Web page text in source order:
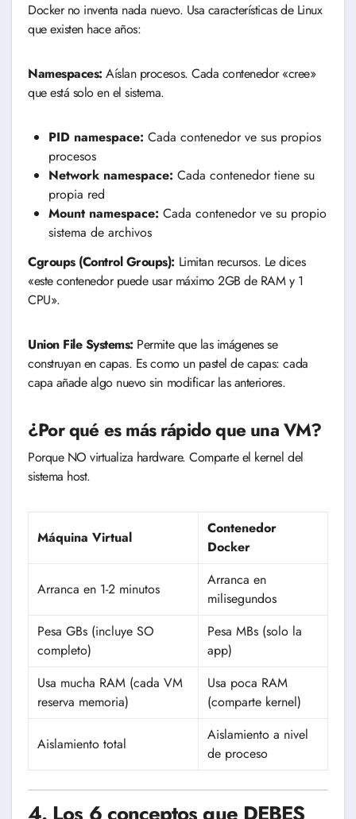
Docker no inventa nada nuevo. Usa características de Linux
que existen hace años:
Namespaces: Aíslan procesos. Cada contenedor «cree»
que está solo en el sistema.
PID namespace: Cada contenedor ve sus propios
procesos
Network namespace: Cada contenedor tiene su
propia red
Mount namespace: Cada contenedor ve su propio
sistema de archivos
Cgroups (Control Groups): Limitan recursos. Le dices
«este contenedor puede usar máximo 2GB de RAM y 1
CPU».
Union File Systems: Permite que las imágenes se
construyan en capas. Es como un pastel de capas: cada
capa añade algo nuevo sin modificar las anteriores.
¿Por qué es más rápido que una VM?
Porque NO virtualiza hardware. Comparte el kernel del
sistema host.
Máquina Virtual
Contenedor
Docker
Arranca en 1-2 minutos
Arranca en
milisegundos
Pesa GBs (incluye SO
completo)
Pesa MBs (solo la
app)
Usa mucha RAM (cada VM
reserva memoria)
Usa poca RAM
(comparte kernel)
Aislamiento total
Aislamiento a nivel
de proceso